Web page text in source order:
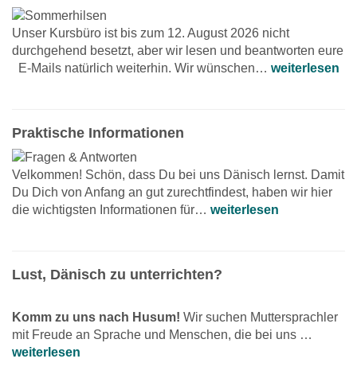
Unser Kursbüro ist bis zum 12. August 2026 nicht
durchgehend besetzt, aber wir lesen und beantworten eure
E-Mails natürlich weiterhin. Wir wünschen… weiterlesen
Praktische Informationen
Velkommen! Schön, dass Du bei uns Dänisch lernst. Damit
Du Dich von Anfang an gut zurechtfindest, haben wir hier
die wichtigsten Informationen für… weiterlesen
Lust, Dänisch zu unterrichten?
Komm zu uns nach Husum! Wir suchen Muttersprachler
mit Freude an Sprache und Menschen, die bei uns …
weiterlesen